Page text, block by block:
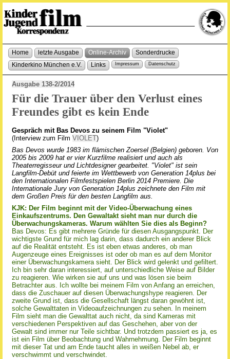
Home letzte Ausgabe Online-Archiv
Sonderdrucke
Kinderkino München e.V.
Links Impressum Datenschutz
Ausgabe 138-2/2014
Für die Trauer über den Verlust eines
Freundes gibt es kein Ende
Gespräch mit Bas Devos zu seinem Film "Violet"
(Interview zum Film VIOLET)
Bas Devos wurde 1983 im flämischen Zoersel (Belgien) geboren. Von
2005 bis 2009 hat er vier Kurzfilme realisiert und auch als
Theaterregisseur und Lichtdesigner gearbeitet. "Violet" ist sein
Langfilm-Debüt und feierte im Wettbewerb von Generation 14plus bei
den Internationalen Filmfestspielen Berlin 2014 Premiere. Die
Internationale Jury von Generation 14plus zeichnete den Film mit
dem Großen Preis für den besten Langfilm aus.
KJK: Der Film beginnt mit der Video-Überwachung eines
Einkaufszentrums. Den Gewaltakt sieht man nur durch die
Überwachungskameras. Warum wählten Sie dies als Beginn?
Bas Devos: Es gibt mehrere Gründe für diesen Ausgangspunkt. Der
wichtigste Grund für mich lag darin, dass dadurch ein anderer Blick
auf die Realität entsteht. Es ist eben etwas anderes, ob man
Augenzeuge eines Ereignisses ist oder ob man es auf dem Monitor
einer Überwachungskamera sieht. Der Blick wird gelenkt und gefiltert.
Ich bin sehr daran interessiert, auf unterschiedliche Weise auf Bilder
zu reagieren. Wie wirken sie auf uns und was lösen sie beim
Betrachter aus. Ich wollte bei meinem Film von Anfang an erreichen,
dass die Zuschauer auf diesen Überwachungshype reagieren. Der
zweite Grund ist, dass die Gesellschaft längst daran gewöhnt ist,
solche Gewalttaten in Videoaufzeichnungen zu sehen. In meinem
Film sieht man die Gewalttat auch nicht, da sind Kameras mit
verschiedenen Perspektiven auf das Geschehen, aber von der
Gewalt sind immer nur Teile sichtbar. Und trotzdem passiert es ja, es
ist ein Film über Beobachtung und Wahrnehmung. Der Film beginnt
mit dieser Tat und am Ende taucht alles in weißen Nebel ab, er
verschwimmt und verschwindet.